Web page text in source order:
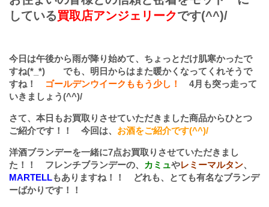
している買取店アンジェリークです(^^)/
今日は午後から雨が降り始めて、ちょっとだけ肌寒かったで
すね(*_*) でも、明日からはまた暖かくなってくれそうで
すね！
ゴールデンウイークももう少し！
4月も突っ走って
いきましょう(^^)/
さて、本日もお買取りさせていただきました商品からひとつ
ご紹介です！！ 今回は、 お酒をご紹介です(^^)/
洋酒ブランデーを一緒に7点お買取りさせていただきまし
た！！ フレンチブランデーの、
カミュやレミーマルタン、
MARTELLもありますね！！ どれも、とても有名なブランデ
ーばかりです！！